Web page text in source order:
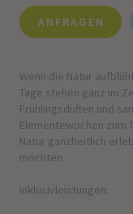
ANFRAGEN
Wenn die Natur
Tage stehen ganz im
Frühlingsdüften und
Elementewochen zum
Natur ganzheitlich
möchten.
Inklusivleistungen: